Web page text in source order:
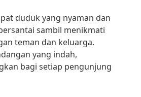
duduk yang nyaman dan
sambil menikmati
teman dan keluarga.
yang indah,
bagi setiap pengunjung